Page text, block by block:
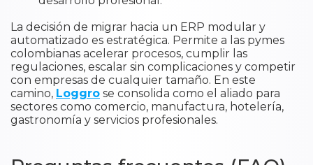
La decisión de migrar hacia un ERP modular y
automatizado es estratégica. Permite a las pymes
colombianas acelerar procesos, cumplir las
regulaciones, escalar sin complicaciones y competir
con empresas de cualquier tamaño. En este
camino, Loggro se consolida como el aliado para
sectores como comercio, manufactura, hotelería,
gastronomía y servicios profesionales.